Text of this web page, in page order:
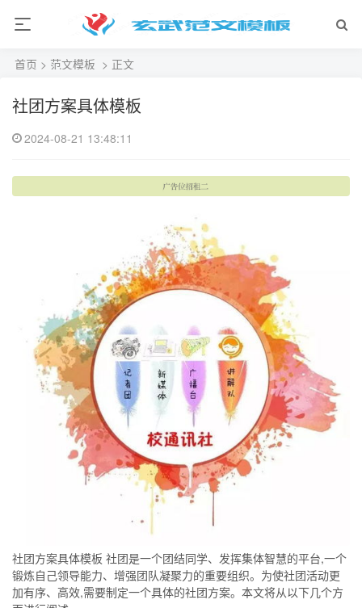
首页 > 范文模板 > 正文
社团方案具体模板
2024-08-21 13:48:11
社团方案具体模板 社团是一个团结同学、发挥集体智慧的平台,一个
锻炼自己领导能力、增强团队凝聚力的重要组织。为使社团活动更
加有序、高效,需要制定一个具体的社团方案。本文将从以下几个方